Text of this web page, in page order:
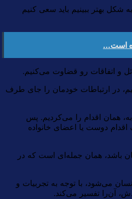
به شکل بهتر ببینیم باید سعی کنیم
است...
و اتفاقات رو قضاوت می‌کنیم.
در ارتباطات خودمان را جای طرف
همان اقدام را می‌کردیم. پس
اقدام دوست یا اعضای خانواده
باشد، همان جمله‌ای است که در
می‌شود، با توجه به تجربیات و
آن‌را تفسیر می‌کند.